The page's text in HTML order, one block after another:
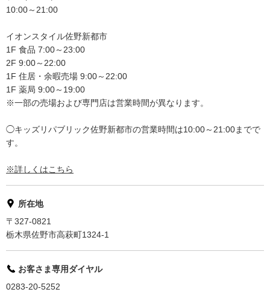
10:00～21:00
イオンスタイル佐野新都市
1F 食品 7:00～23:00
2F 9:00～22:00
1F 住居・余暇売場 9:00～22:00
1F 薬局 9:00～19:00
※一部の売場および専門店は営業時間が異なります。
◯キッズリパブリック佐野新都市の営業時間は10:00～21:00までで
す。
※詳しくはこちら
所在地
〒327-0821
栃木県佐野市高萩町1324-1
お客さま専用ダイヤル
0283-20-5252